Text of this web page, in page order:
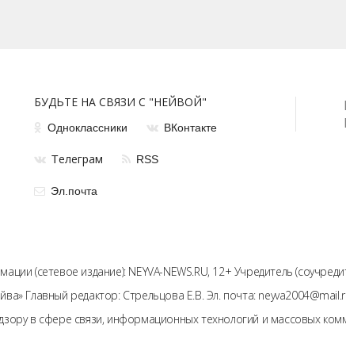
БУДЬТЕ НА СВЯЗИ С "НЕЙВОЙ"
Одноклассники ВКонтакте
Телеграм RSS
Эл.почта
(сетевое издание): NEYVA-NEWS.RU, 12+ Учредитель
Главный редактор: Стрельцова Е.В. Эл. почта:
в сфере связи, информационных технологий и массовых